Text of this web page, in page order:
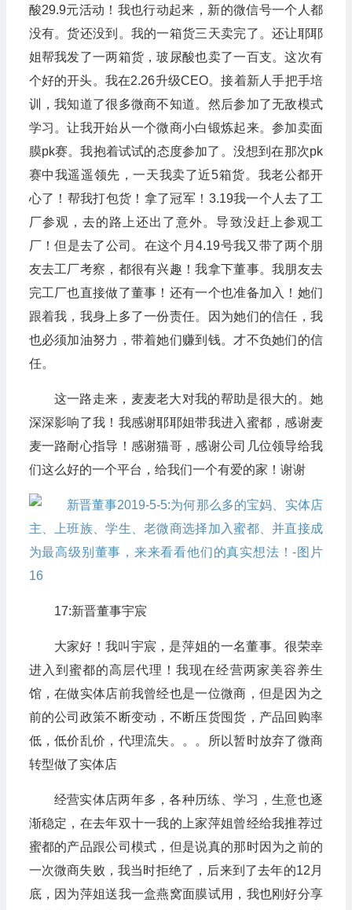
酸29.9元活动！我也行动起来，新的微信号一个人都
没有。货还没到。我的一箱货三天卖完了。还让耶耶
姐帮我发了一两箱货，玻尿酸也卖了一百支。这次有
个好的开头。我在2.26升级CEO。接着新人手把手培
训，我知道了很多微商不知道。然后参加了无敌模式
学习。让我开始从一个微商小白锻炼起来。参加卖面
膜pk赛。我抱着试试的态度参加了。没想到在那次pk
赛中我遥遥领先，一天我卖了近5箱货。我老公都开
心了！帮我打包货！拿了冠军！3.19我一个人去了工
厂参观，去的路上还出了意外。导致没赶上参观工
厂！但是去了公司。在这个月4.19号我又带了两个朋
友去工厂考察，都很有兴趣！我拿下董事。我朋友去
完工厂也直接做了董事！还有一个也准备加入！她们
跟着我，我身上多了一份责任。因为她们的信任，我
也必须加油努力，带着她们赚到钱。才不负她们的信
任。
这一路走来，麦麦老大对我的帮助是很大的。她
深深影响了我！我感谢耶耶姐带我进入蜜都，感谢麦
麦一路耐心指导！感谢猫哥，感谢公司几位领导给我
们这么好的一个平台，给我们一个有爱的家！谢谢
17:新晋董事宇宸
大家好！我叫宇宸，是萍姐的一名董事。很荣幸
进入到蜜都的高层代理！我现在经营两家美容养生
馆，在做实体店前我曾经也是一位微商，但是因为之
前的公司政策不断变动，不断压货囤货，产品回购率
低，低价乱价，代理流失。。。所以暂时放弃了微商
转型做了实体店
经营实体店两年多，各种历练、学习，生意也逐
渐稳定，在去年双十一我的上家萍姐曾经给我推荐过
蜜都的产品跟公司模式，但是说真的那时因为之前的
一次微商失败，我当时拒绝了，后来到了去年的12月
底，因为萍姐送我一盒燕窝面膜试用，我也刚好分享